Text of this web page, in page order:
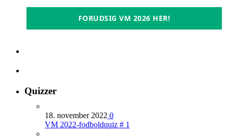
FORUDSIG VM 2026 HER!
Quizzer
18. november 2022 0
VM 2022-fodboldquiz # 1